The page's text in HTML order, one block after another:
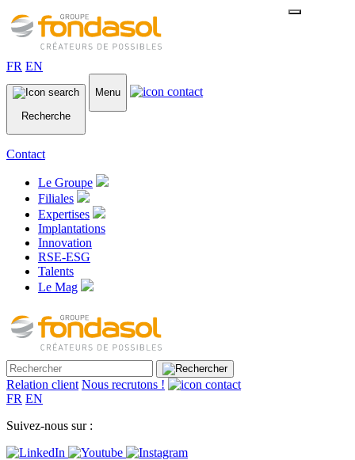
FR EN
Recherche
Menu
Contact
Le Groupe
Filiales
Expertises
Implantations
Innovation
RSE-ESG
Talents
Le Mag
Relation client Nous recrutons !
FR EN
Suivez-nous sur :